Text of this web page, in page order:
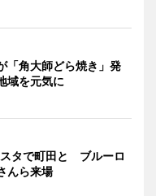
「角大師どら焼き」発
域を元気に
タで町田と ブルーロ
んら来場